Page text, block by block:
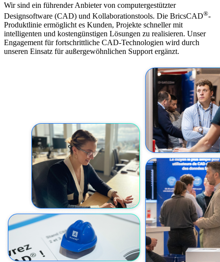
Wir sind ein führender Anbieter von computergestützter
Designsoftware (CAD) und Kollaborationstools. Die BricsCAD®-
Produktlinie ermöglicht es Kunden, Projekte schneller mit
intelligenten und kostengünstigen Lösungen zu realisieren. Unser
Engagement für fortschrittliche CAD-Technologien wird durch
unseren Einsatz für außergewöhnlichen Support ergänzt.